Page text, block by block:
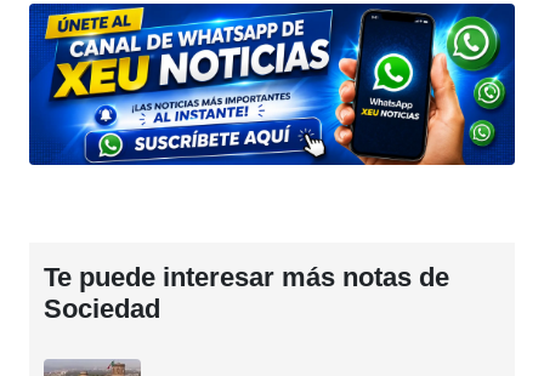
Te puede interesar más notas de
Sociedad